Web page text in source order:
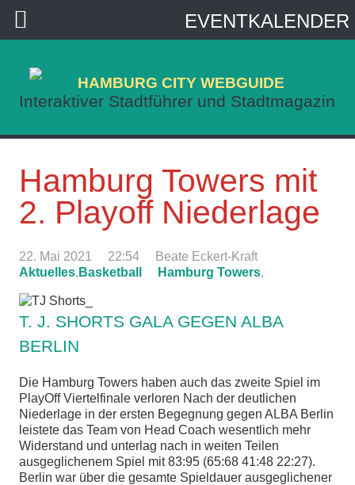
HAMBURG CITY WEBGUIDE
Interaktiver Stadtführer und Stadtmagazin
Hamburg Towers mit
2. Playoff Niederlage
22. Mai 2021 22:54
Beate Eckert-Kraft
Aktuelles, Basketball Hamburg Towers,
T. J. SHORTS GALA GEGEN ALBA
BERLIN
Die Hamburg Towers haben auch das zweite Spiel im
PlayOff Viertelfinale verloren Nach der deutlichen
Niederlage in der ersten Begegnung gegen ALBA Berlin
leistete das Team von Head Coach wesentlich mehr
Widerstand und unterlag nach in weiten Teilen
ausgeglichenem Spiel mit 83:95 (65:68 41:48 22:27).
Berlin war über die gesamte Spieldauer ausgeglichener
EVENTKALENDER